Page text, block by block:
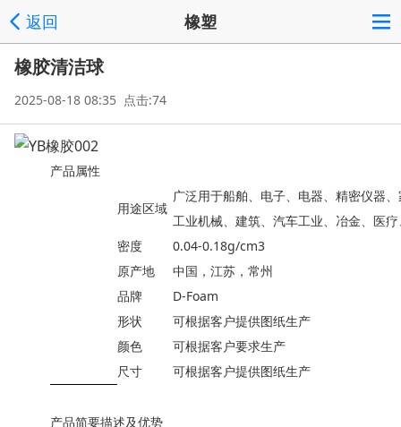
返回 橡塑
橡胶清洁球
2025-08-18 08:35 点击:74
产品属性
用途区域
广泛用于船舶、电子、电器、精密仪器
工业机械、建筑、汽车工业、冶金、医
密度
0.04-0.18g/cm3
原产地
中国，江苏，常州
品牌
D-Foam
形状
可根据客户提供图纸生产
颜色
可根据客户要求生产
尺寸
可根据客户提供图纸生产
产品简要描述及优势